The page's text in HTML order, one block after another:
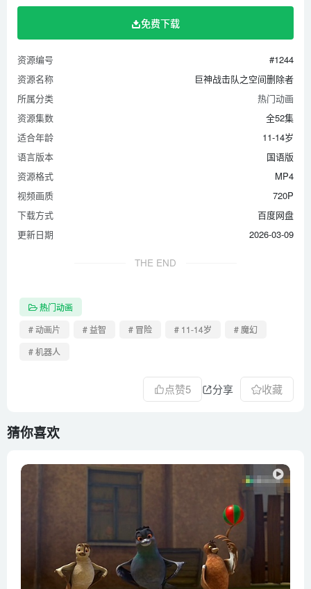
免费下载
资源编号
#1244
资源名称
巨神战击队之空间删除者
所属分类
热门动画
资源集数
全52集
适合年龄
11-14岁
语言版本
国语版
资源格式
MP4
视频画质
720P
下载方式
百度网盘
更新日期
2026-03-09
THE END
热门动画
# 动画片
# 益智 # 冒险 # 11-14岁
# 魔幻
# 机器人
点赞5 分享 收藏
猜你喜欢